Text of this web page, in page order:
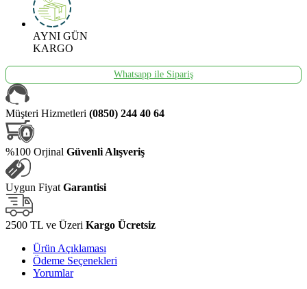
AYNI GÜN
KARGO
Whatsapp ile Sipariş
Müşteri Hizmetleri (0850) 244 40 64
%100 Orjinal Güvenli Alışveriş
Uygun Fiyat Garantisi
2500 TL ve Üzeri Kargo Ücretsiz
Ürün Açıklaması
Ödeme Seçenekleri
Yorumlar